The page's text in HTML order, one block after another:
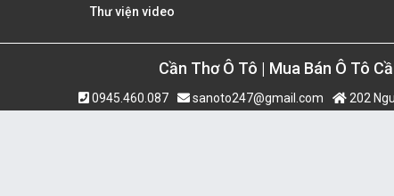
Thư viện video
Cần Thơ Ô Tô | Mua Bán Ô Tô
0945.460.087 sanoto247@gmail.com
202